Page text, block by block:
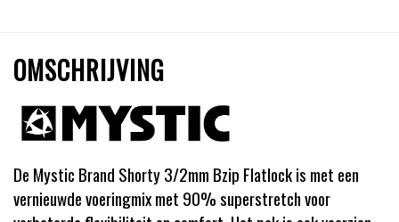
OMSCHRIJVING
De Mystic Brand Shorty 3/2mm Bzip Flatlock is met een
vernieuwde voeringmix met 90% superstretch voor